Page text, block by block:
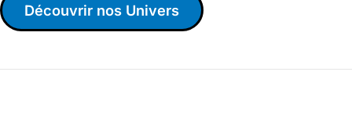
Découvrir nos Univers